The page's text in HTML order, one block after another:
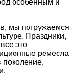
особенным и
мы погружаемся
Праздники,
это
ремесла
поколение,